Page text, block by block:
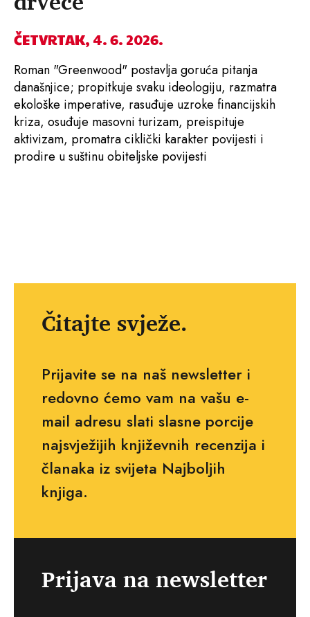
ČETVRTAK, 4. 6. 2026.
Roman "Greenwood" postavlja goruća pitanja
današnjice; propitkuje svaku ideologiju, razmatra
ekološke imperative, rasuđuje uzroke financijskih
kriza, osuđuje masovni turizam, preispituje
aktivizam, promatra ciklički karakter povijesti i
prodire u suštinu obiteljske povijesti
Čitajte svježe.
Prijavite se na naš newsletter i
redovno ćemo vam na vašu e-
mail adresu slati slasne porcije
najsvježijih književnih recenzija i
članaka iz svijeta Najboljih
knjiga.
Prijava na newsletter